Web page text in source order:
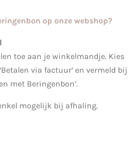
op onze webshop?
toe aan je winkelmandje. Kies
via factuur’ en vermeld bij
met Beringenbon’.
mogelijk bij afhaling.